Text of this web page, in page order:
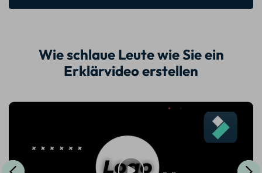
Wie schlaue Leute wie Sie ein
Erklärvideo erstellen